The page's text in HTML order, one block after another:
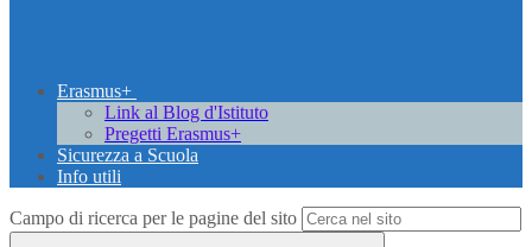
Erasmus+
Link al Blog d'Istituto
Pregetti Erasmus+
Sicurezza a Scuola
Info utili
Campo di ricerca per le pagine del sito